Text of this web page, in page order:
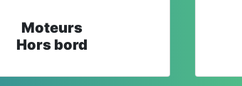
Moteurs
Hors bord